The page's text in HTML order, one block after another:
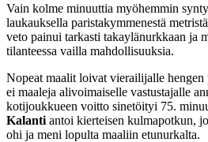
Vain kolme minuuttia myöhemmin
laukauksella paristakymmenestä
veto painui tarkasti takaylänurkkaan ja
tilanteessa vailla mahdollisuuksia.
Nopeat maalit loivat vierailijalle hengen
ei maaleja alivoimaiselle vastustajalle
kotijoukkueen voitto sinetöityi 75.
Kalanti antoi kierteisen kulmapotkun,
ohi ja meni lopulta maaliin etunurkalta.